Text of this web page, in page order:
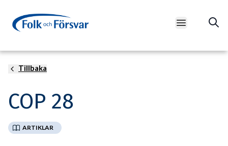
Open main
Tillbaka
Magdalena Kula Manchee, Unsplash
COP 28
ARTIKLAR